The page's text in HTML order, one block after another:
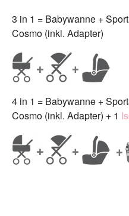
3 in 1 = Babywanne +
Cosmo (inkl. Adapter)
4 in 1 = Babywanne +
Cosmo (inkl. Adapter) + 1